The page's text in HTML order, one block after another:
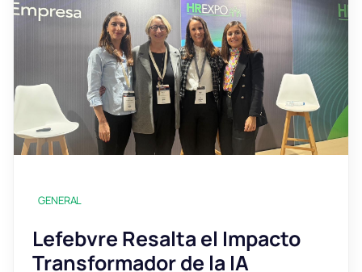
GENERAL
Lefebvre Resalta el Impacto
Transformador de la IA